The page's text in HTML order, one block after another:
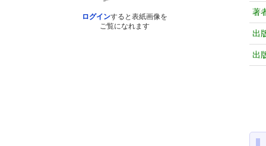
ログインすると表紙画像を
ご覧になれます
著
出
出